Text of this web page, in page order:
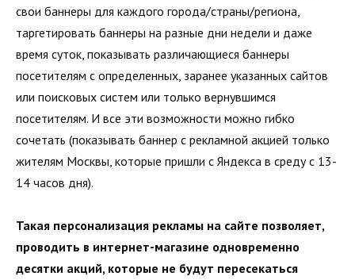
свои баннеры для каждого города/страны/региона,
таргетировать баннеры на разные дни недели и даже
время суток, показывать различающиеся баннеры
посетителям с определенных, заранее указанных сайтов
или поисковых систем или только вернувшимся
посетителям. И все эти возможности можно гибко
сочетать (показывать баннер с рекламной акцией только
жителям Москвы, которые пришли с Яндекса в среду с 13-
14 часов дня).
Такая персонализация рекламы на сайте позволяет,
проводить в интернет-магазине одновременно
десятки акций, которые не будут пересекаться